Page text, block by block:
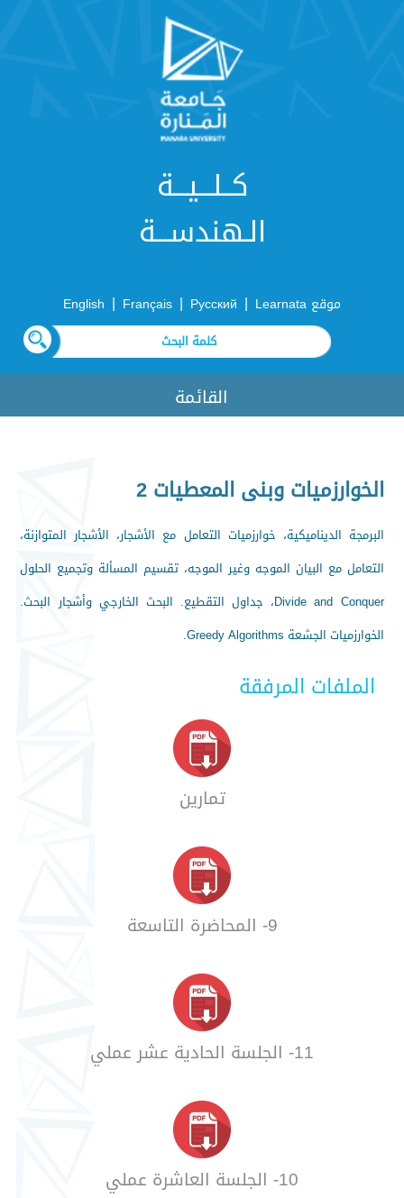
كــلـــيـــة
الـهندســـة
موقع Learnata |
Русский
|
Français
|
English
القائمة
الخوارزميات وبنى المعطيات 2
البرمجة الديناميكية، خوارزميات التعامل مع الأشجار، الأشجار المتوازنة،
التعامل مع البيان الموجه وغير الموجه، تقسيم المسألة وتجميع الحلول
Divide and Conquer، جداول التقطيع. البحث الخارجي وأشجار البحث.
الخوارزميات الجشعة Greedy Algorithms.
الملفات المرفقة
تمارين
9- المحاضرة التاسعة
11- الجلسة الحادية عشر عملي
10- الجلسة العاشرة عملي